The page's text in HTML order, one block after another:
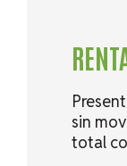
sin
total